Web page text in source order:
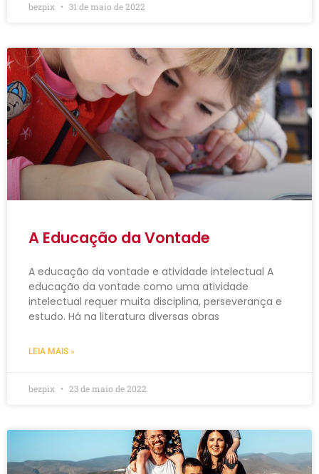
bezpix 31 de maio de 2022
A Educação da Vontade
A educação da vontade e atividade intelectual A
educação da vontade como uma atividade
intelectual requer muita disciplina, perseverança e
estudo. Há na literatura diversas obras
LEIA MAIS »
bezpix 23 de maio de 2022